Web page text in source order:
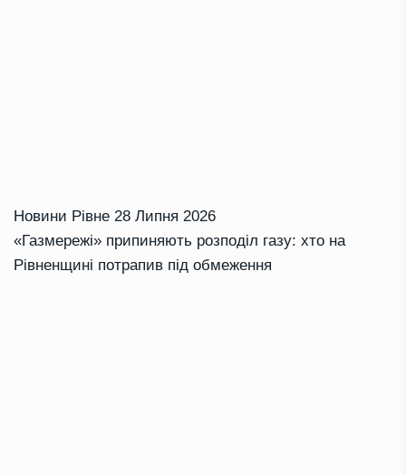
Новини Рівне 28 Липня 2026
«Газмережі» припиняють розподіл газу: хто на
Рівненщині потрапив під обмеження